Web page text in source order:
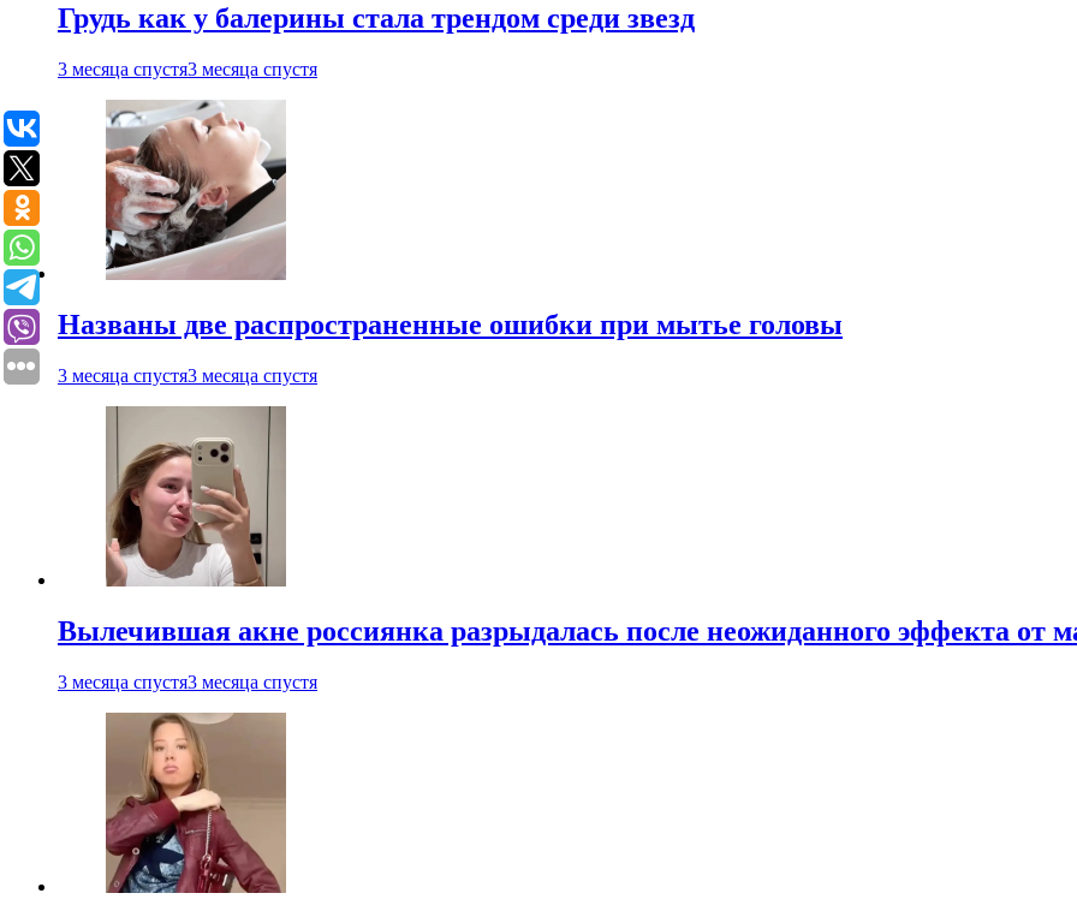
Грудь как у балерины стала трендом среди звезд
3 месяца спустя3 месяца спустя
Названы две распространенные ошибки при мытье головы
3 месяца спустя3 месяца спустя
Вылечившая акне россиянка разрыдалась после неожиданного эффекта от
3 месяца спустя3 месяца спустя